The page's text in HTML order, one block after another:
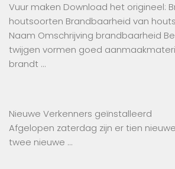
Vuur maken Download het origineel:
houtsoorten Brandbaarheid van
Naam Omschrijving brandbaarheid
twijgen vormen goed
brandt …
Nieuwe Verkenners geïnstalleerd
Afgelopen zaterdag zijn er tien
twee nieuwe …